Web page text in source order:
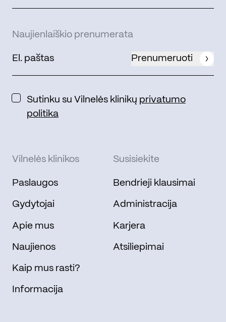
Naujienlaiškio prenumerata
Prenumeruoti
Sutinku su Vilnelės klinikų privatumo
politika
Vilnelės klinikos
Paslaugos
Gydytojai
Apie mus
Naujienos
Kaip mus rasti?
Informacija
Susisiekite
Bendrieji klausimai
Administracija
Karjera
Atsiliepimai